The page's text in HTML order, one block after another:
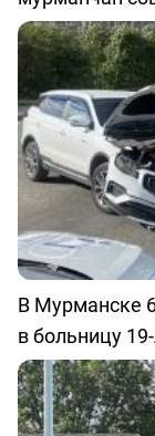
В Мурманске
в больницу